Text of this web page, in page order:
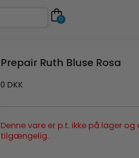
0
Prepair Ruth Bluse Rosa
0 DKK
Denne vare er p.t. ikke på lager og
tilgængelig.